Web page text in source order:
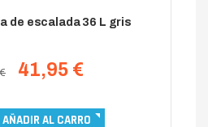
de escalada 36 L gris
41,95 €